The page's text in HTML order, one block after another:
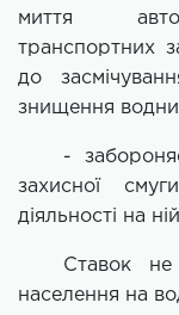
миття
транспортних
до
знищення
-
захисної
діяльності на
Ставок не
населення на